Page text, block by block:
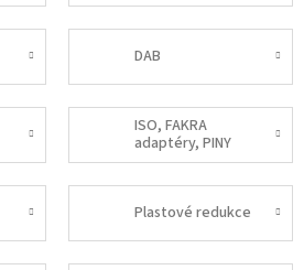
DAB
ISO, FAKRA
adaptéry, PINY
Plastové redukce